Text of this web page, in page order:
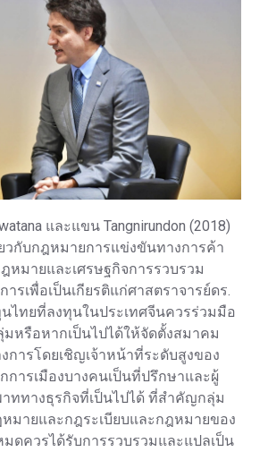
และแขน Tangnirundon (2018)
วกับกฎหมายการแข่งขันทางการค้า
หมายและเศรษฐกิจการรวบรวม
รเพื่อเป็นเกียรติแก่ศาสตราจารย์ดร.
ไทยที่ลงทุนในประเทศจีนควรร่วมมือ
มหรือหากเป็นไปได้ให้จัดตั้งสมาคม
การโดยเชิญเจ้าหน้าที่ระดับสูงของ
ารเมืองบางคนเป็นที่ปรึกษาและผู้
ททางธุรกิจที่เป็นไปได้ ที่สำคัญกลุ่ม
มายและกฎระเบียบและกฎหมายของ
ดควรได้รับการรวบรวมและแปลเป็น